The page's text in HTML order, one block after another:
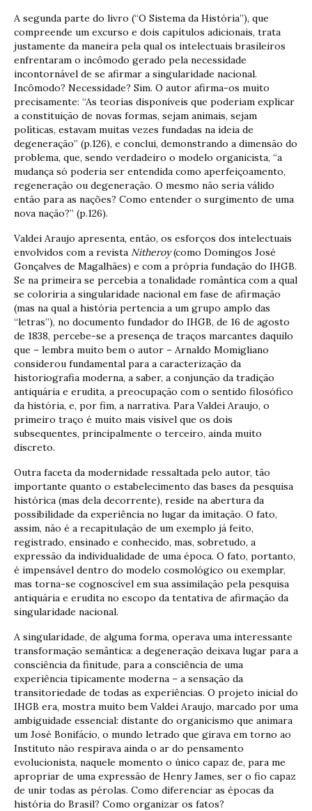
A segunda parte do livro (“O Sistema da História”), que
compreende um excurso e dois capítulos adicionais, trata
justamente da maneira pela qual os intelectuais brasileiros
enfrentaram o incômodo gerado pela necessidade
incontornável de se afirmar a singularidade nacional.
Incômodo? Necessidade? Sim. O autor afirma-os muito
precisamente: “As teorias disponíveis que poderiam explicar
a constituição de novas formas, sejam animais, sejam
políticas, estavam muitas vezes fundadas na ideia de
degeneração” (p.126), e conclui, demonstrando a dimensão do
problema, que, sendo verdadeiro o modelo organicista, “a
mudança só poderia ser entendida como aperfeiçoamento,
regeneração ou degeneração. O mesmo não seria válido
então para as nações? Como entender o surgimento de uma
nova nação?” (p.126).
Valdei Araujo apresenta, então, os esforços dos intelectuais
envolvidos com a revista Nitheroy(como Domingos José
Gonçalves de Magalhães) e com a própria fundação do IHGB.
Se na primeira se percebia a tonalidade romântica com a qual
se coloriria a singularidade nacional em fase de afirmação
(mas na qual a história pertencia a um grupo amplo das
“letras”), no documento fundador do IHGB, de 16 de agosto
de 1838, percebe-se a presença de traços marcantes daquilo
que – lembra muito bem o autor – Arnaldo Momigliano
considerou fundamental para a caracterização da
historiografia moderna, a saber, a conjunção da tradição
antiquária e erudita, a preocupação com o sentido filosófico
da história, e, por fim, a narrativa. Para Valdei Araujo, o
primeiro traço é muito mais visível que os dois
subsequentes, principalmente o terceiro, ainda muito
discreto.
Outra faceta da modernidade ressaltada pelo autor, tão
importante quanto o estabelecimento das bases da pesquisa
histórica (mas dela decorrente), reside na abertura da
possibilidade da experiência no lugar da imitação. O fato,
assim, não é a recapitulação de um exemplo já feito,
registrado, ensinado e conhecido, mas, sobretudo, a
expressão da individualidade de uma época. O fato, portanto,
é impensável dentro do modelo cosmológico ou exemplar,
mas torna-se cognoscível em sua assimilação pela pesquisa
antiquária e erudita no escopo da tentativa de afirmação da
singularidade nacional.
A singularidade, de alguma forma, operava uma interessante
transformação semântica: a degeneração deixava lugar para a
consciência da finitude, para a consciência de uma
experiência tipicamente moderna – a sensação da
transitoriedade de todas as experiências. O projeto inicial do
IHGB era, mostra muito bem Valdei Araujo, marcado por uma
ambiguidade essencial: distante do organicismo que animara
um José Bonifácio, o mundo letrado que girava em torno ao
Instituto não respirava ainda o ar do pensamento
evolucionista, naquele momento o único capaz de, para me
apropriar de uma expressão de Henry James, ser o fio capaz
de unir todas as pérolas. Como diferenciar as épocas da
história do Brasil? Como organizar os fatos?